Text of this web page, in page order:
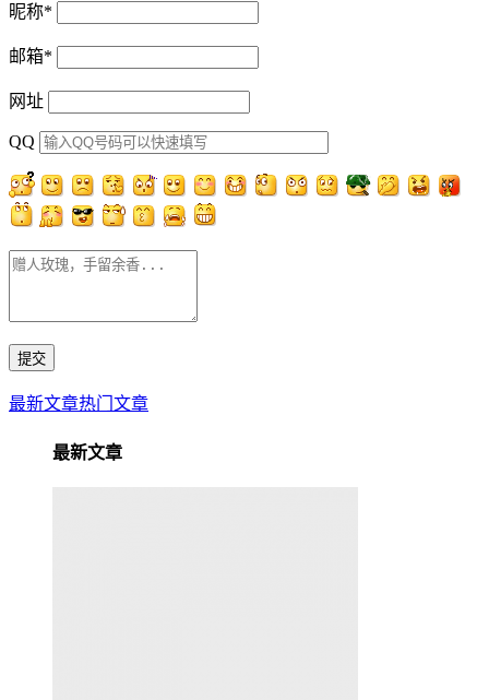
昵称*
邮箱*
网址
QQ
最新文章热门文章
最新文章